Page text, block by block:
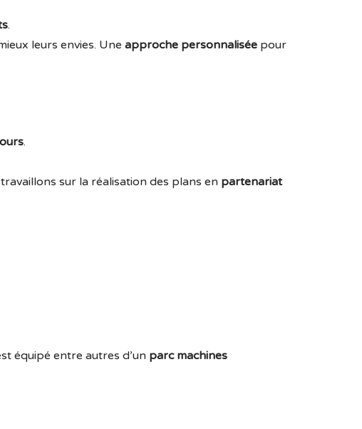
.
leurs envies. Une approche personnalisée pour
.
sur la réalisation des plans en partenariat
équipé entre autres d’un parc machines